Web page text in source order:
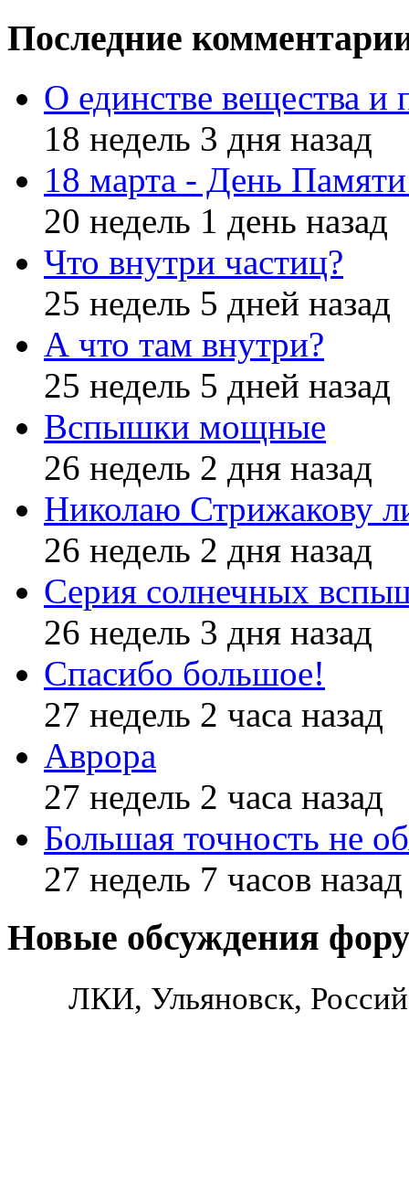
Последние
О единстве вещества и
18 недель 3 дня назад
18 марта - День
20 недель 1 день назад
Что внутри частиц?
25 недель 5 дней назад
А что там внутри?
25 недель 5 дней назад
Вспышки мощные
26 недель 2 дня назад
Николаю Стрижакову
26 недель 2 дня назад
Серия солнечных
26 недель 3 дня назад
Спасибо большое!
27 недель 2 часа назад
Аврора
27 недель 2 часа назад
Большая точность не
27 недель 7 часов назад
Новые обсуждения
ЛКИ, Ульяновск,